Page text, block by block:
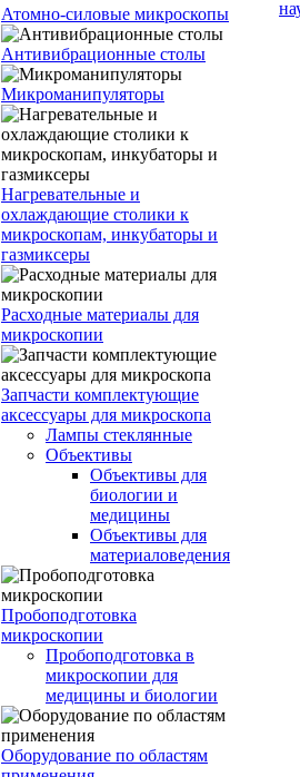
Атомно-силовые микроскопы
Антивибрационные столы
Микроманипуляторы
Нагревательные и
охлаждающие столики к
микроскопам, инкубаторы и
газмиксеры
Расходные материалы для
микроскопии
Запчасти комплектующие
аксессуары для микроскопа
Лампы стеклянные
Объективы
Объективы для
биологии и
медицины
Объективы для
материаловедения
Пробоподготовка
микроскопии
Пробоподготовка в
микроскопии для
медицины и биологии
Оборудование по областям